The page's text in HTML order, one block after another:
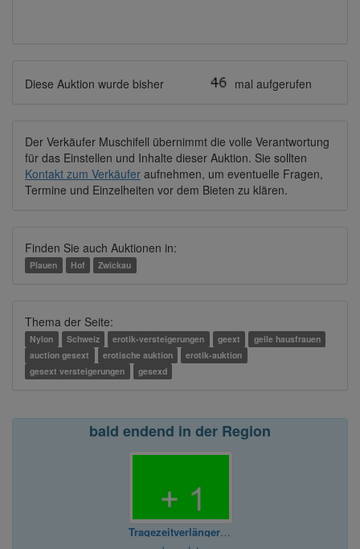
Diese Auktion wurde bisher mal aufgerufen
Der Verkäufer Muschifell übernimmt die volle Verantwortung
für das Einstellen und Inhalte dieser Auktion. Sie sollten
Kontakt zum Verkäufer aufnehmen, um eventuelle Fragen,
Termine und Einzelheiten vor dem Bieten zu klären.
Finden Sie auch Auktionen in:
Plauen Hof Zwickau
Thema der Seite:
Nylon Schweiz erotik-versteigerungen geext
geile hausfrauen
auction gesext
erotische auktion
erotik-auktion
gesext versteigerungen
gesexd
bald endend in der Region
Tragezeitverlängerung für Sachen